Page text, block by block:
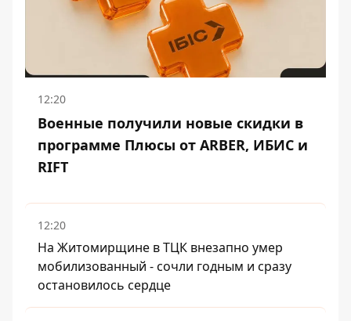
12:20
Военные получили новые скидки в
программе Плюсы от ARBER, ИБИС и
RIFT
12:20
На Житомирщине в ТЦК внезапно умер
мобилизованный - сочли годным и сразу
остановилось сердце